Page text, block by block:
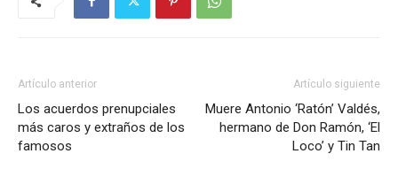
Artículo anterior
Los acuerdos prenupciales
más caros y extraños de los
famosos
Artículo siguiente
Muere Antonio ‘Ratón’ Valdés,
hermano de Don Ramón, ‘El
Loco’ y Tin Tan